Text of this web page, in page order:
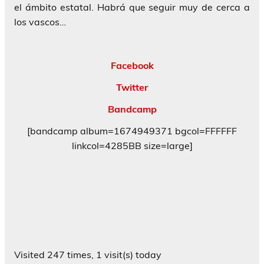
el ámbito estatal. Habrá que seguir muy de cerca a
los vascos…
Facebook
Twitter
Bandcamp
[bandcamp album=1674949371 bgcol=FFFFFF
linkcol=4285BB size=large]
Visited 247 times, 1 visit(s) today